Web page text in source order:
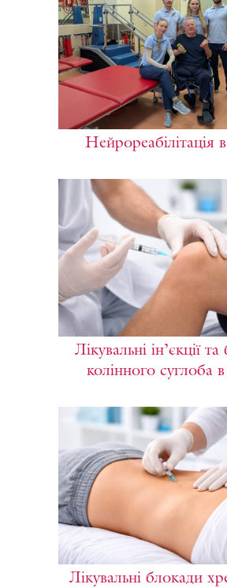
Нейрореабілітація
Лікувальні ін’єкції
колінного суглоба
Лікувальні блокади